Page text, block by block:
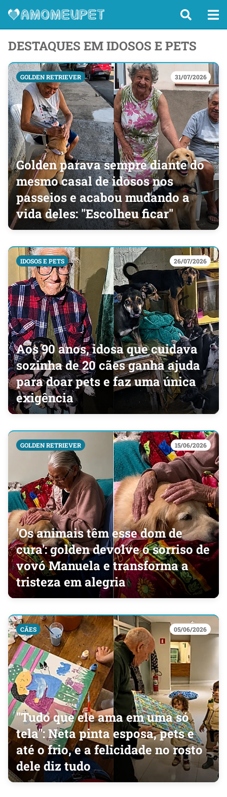
DESTAQUES EM IDOSOS E PETS
GOLDEN RETRIEVER 31/07/2026
Golden parava sempre diante do
mesmo casal de idosos nos
passeios e acabou mudando a
vida deles: "Escolheu ficar"
IDOSOS E PETS 26/07/2026
Aos 90 anos, idosa que cuidava
sozinha de 20 cães ganha ajuda
para doar pets e faz uma única
exigência
GOLDEN RETRIEVER 15/06/2026
'Os animais têm esse dom de
cura': golden devolve o sorriso de
vovó Manuela e transforma a
tristeza em alegria
CÃES 05/06/2026
"Tudo que ele ama em uma só
tela": Neta pinta esposa, pets e
até o frio, e a felicidade no rosto
dele diz tudo